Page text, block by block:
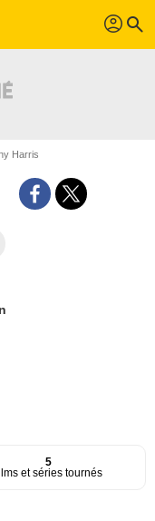
profil search
Harris
5
et séries tournés